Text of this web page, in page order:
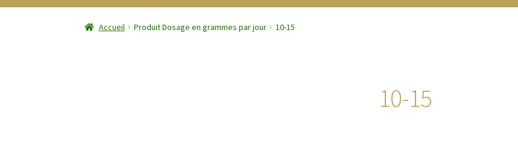
Accueil Produit Dosage en grammes par jour 10-15
10-15